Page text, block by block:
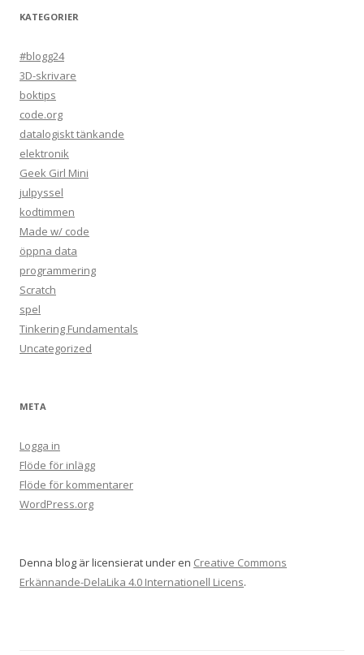
KATEGORIER
#blogg24
3D-skrivare
boktips
code.org
datalogiskt tänkande
elektronik
Geek Girl Mini
julpyssel
kodtimmen
Made w/ code
öppna data
programmering
Scratch
spel
Tinkering Fundamentals
Uncategorized
META
Logga in
Flöde för inlägg
Flöde för kommentarer
WordPress.org
Denna blog är licensierat under en Creative Commons
Erkännande-DelaLika 4.0 Internationell Licens.